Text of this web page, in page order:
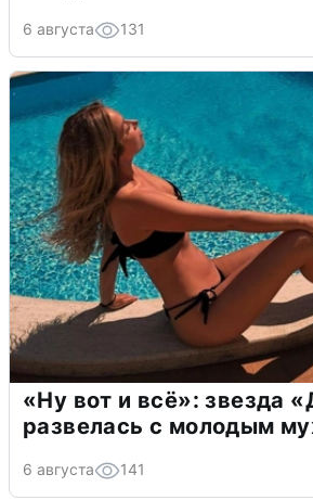
6 августа 131
«Ну вот и всё»: звезда
развелась с молодым
6 августа 141